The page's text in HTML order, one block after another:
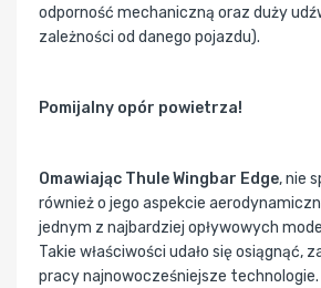
odporność mechaniczną oraz duży
zależności od danego pojazdu).
Pomijalny opór powietrza!
Omawiając Thule Wingbar Edge, nie
również o jego aspekcie
jednym z najbardziej opływowych
Takie właściwości udało się osiągnąć,
pracy najnowocześniejsze technologie.